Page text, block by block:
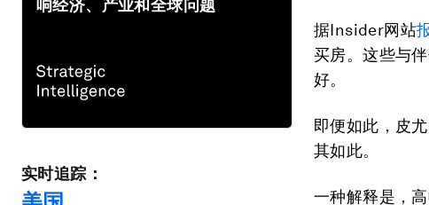
响经济、产业和全球问题
实时追踪：
据Insider网站
买房。这些与
好。
即便如此，皮
其如此。
一种解释是，